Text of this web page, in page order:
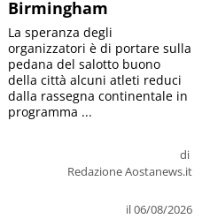
Birmingham
di
Redazione Aostanews.it
il 06/08/2026
La speranza degli
organizzatori è di portare sulla
pedana del salotto buono
della città alcuni atleti reduci
dalla rassegna continentale in
programma ...